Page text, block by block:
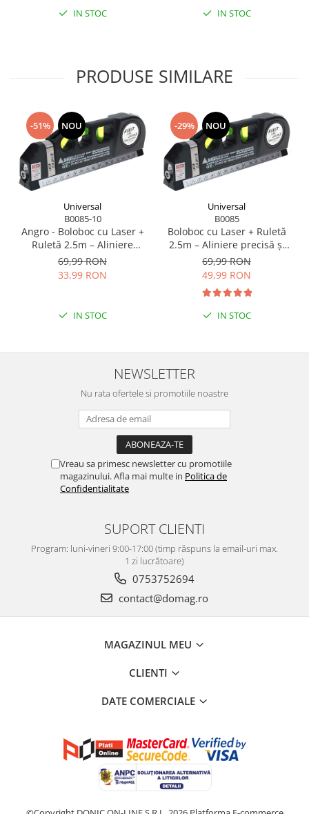
IN STOC IN STOC
PRODUSE SIMILARE
-51% NOU
Universal
B0085-10
Angro - Boloboc cu Laser +
Ruletă 2.5m – Aliniere
precisă și măsurători
rapide
69,99 RON
33,99 RON
IN STOC
-29% NOU
Universal
B0085
Boloboc cu Laser + Ruletă
2.5m – Aliniere precisă și
măsurători rapide
69,99 RON
49,99 RON
IN STOC
NEWSLETTER
Nu rata ofertele si promotiile noastre
Vreau sa primesc newsletter cu promotiile
magazinului. Afla mai multe in Politica de
Confidentialitate
SUPORT CLIENTI
Program: luni-vineri 9:00-17:00 (timp răspuns la email-uri max.
1 zi lucrătoare)
0753752694
contact@domag.ro
MAGAZINUL MEU
CLIENTI
DATE COMERCIALE